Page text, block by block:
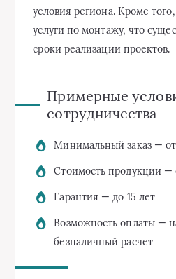
условия региона. Кроме
услуги по монтажу, что
сроки реализации проектов.
Примерные
сотрудничества
Минимальный заказ —
Стоимость продукции —
Гарантия — до 15 лет
Возможность оплаты —
безналичный расчет